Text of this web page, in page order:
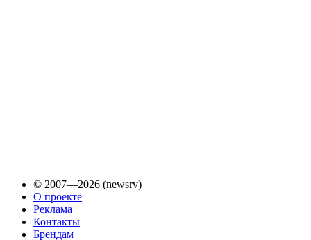
© 2007—2026 (newsrv)
О проекте
Реклама
Контакты
Брендам